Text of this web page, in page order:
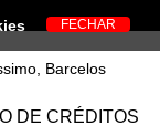
Barcelos
DE CRÉDITOS